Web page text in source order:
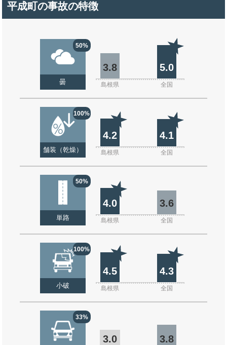
平成町の事故の特徴
50%
曇
3.8 5.0
島根県 全国
100%
舗装（乾燥）
4.2 4.1
島根県 全国
50%
単路
4.0 3.6
島根県 全国
100%
小破
4.5 4.3
島根県 全国
33%
3.0 3.8